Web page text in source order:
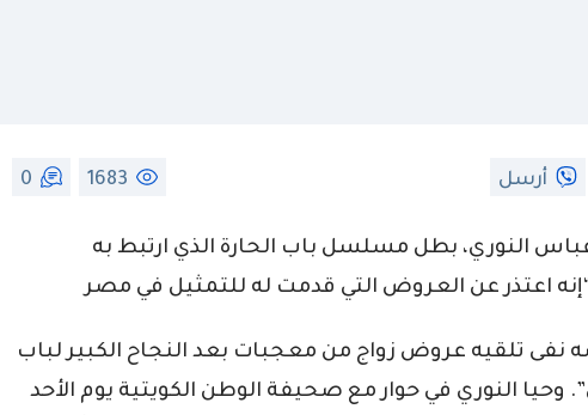
أرسل 1683
0
النوري، بطل مسلسل باب الحارة الذي ارتبط به
اعتذر عن العروض التي قدمت له للتمثيل في مصر
نفى تلقيه عروض زواج من معجبات بعد النجاح الكبير لباب
وحيا النوري في حوار مع صحيفة الوطن الكويتية يوم الأحد